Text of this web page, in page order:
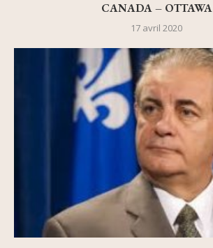
CANADA – OTTAWA
17 avril 2020